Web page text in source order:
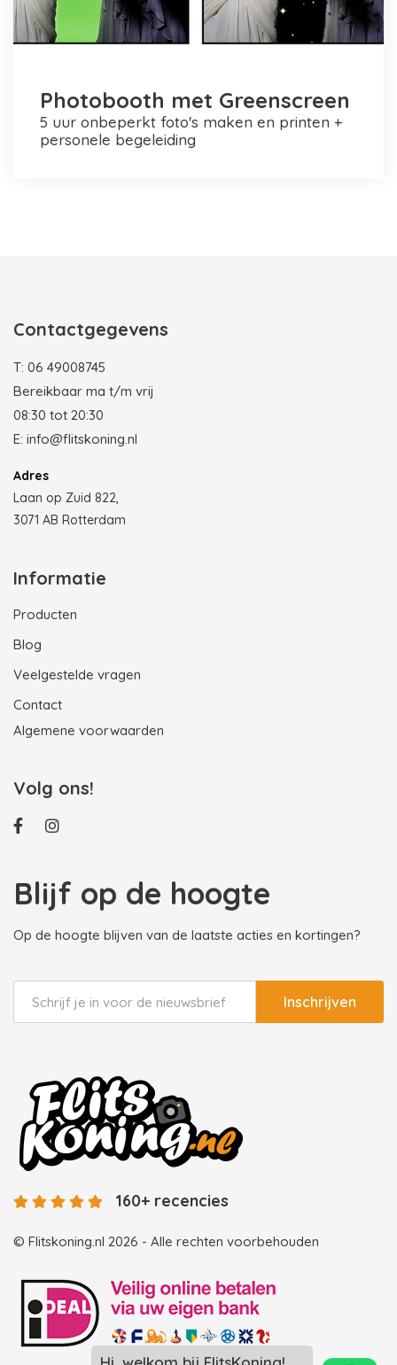
Photobooth met Greenscreen
5 uur onbeperkt foto's maken en printen +
personele begeleiding
Contactgegevens
T: 06 49008745
Bereikbaar ma t/m vrij
08:30 tot 20:30
E: info@flitskoning.nl
Adres
Laan op Zuid 822,
3071 AB Rotterdam
Informatie
Producten
Blog
Veelgestelde vragen
Contact
Algemene voorwaarden
Volg ons!
Blijf op de hoogte
Op de hoogte blijven van de laatste acties en kortingen?
Inschrijven
© Flitskoning.nl 2026 - Alle rechten voorbehouden
160+ recencies